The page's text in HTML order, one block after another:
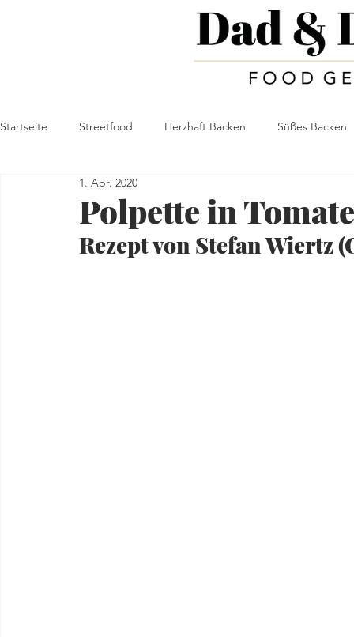
Startseite Streetfood Herzhaft Backen Süßes Backen
Food Geschichten
Polpette in
1. Apr. 2020
Rezept von Stefan Wiertz